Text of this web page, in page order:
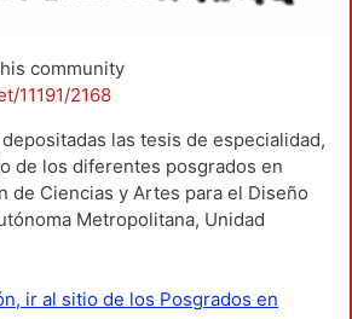
community
11191/2168
las tesis de especialidad,
de los diferentes posgrados en
de Ciencias y Artes para el Diseño
Metropolitana, Unidad
ir al sitio de los Posgrados en